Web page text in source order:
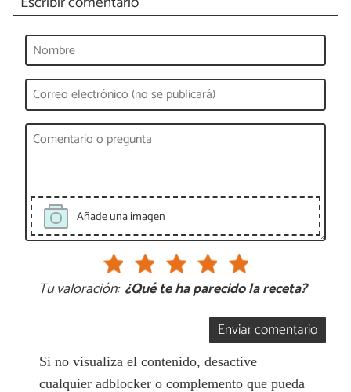
Añade una imagen
Tu valoración: ¿Qué te ha parecido la receta?
Enviar comentario
Si no visualiza el contenido, desactive
cualquier adblocker o complemento que pueda